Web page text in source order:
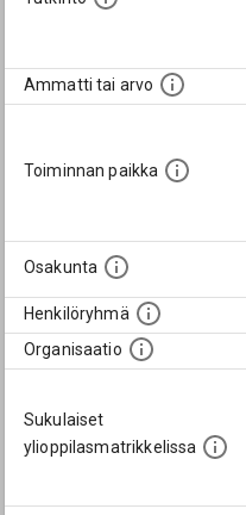
Ammatti tai arvo
Toiminnan paikka
Osakunta
Henkilöryhmä
Organisaatio
Sukulaiset
ylioppilasmatrikkelissa